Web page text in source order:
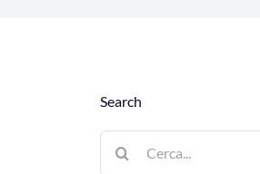
Search
Cerca
per: